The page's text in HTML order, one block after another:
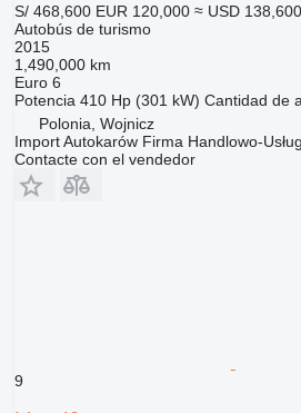
S/ 468,600 EUR 120,000 ≈ USD 138,600
Autobús de turismo
2015
1,490,000 km
Euro 6
Potencia 410 Hp (301 kW) Cantidad de
Polonia, Wojnicz
Import Autokarów Firma Handlowo-
Contacte con el vendedor
9